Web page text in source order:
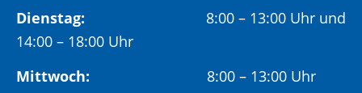
Dienstag: 8:00 – 13:00 Uhr und
14:00 – 18:00 Uhr
Mittwoch: 8:00 – 13:00 Uhr